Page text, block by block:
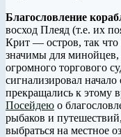
Благословление
восход Плеяд (т.е. их
Крит — остров, так
значимы для
огромного торгового
сигнализировал
прекращались к этому
Посейдею о
рыбаков и
выбраться на местное